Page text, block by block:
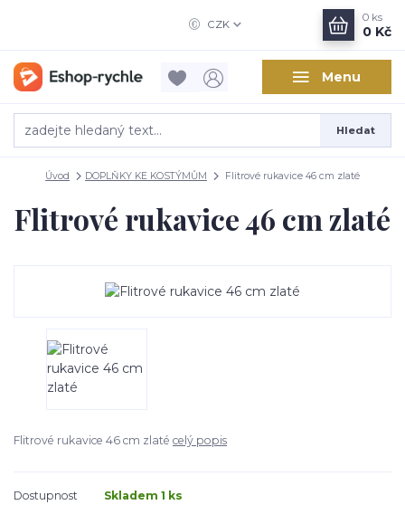
Menu
CZK
Hledat
0 ks
0 Kč
Úvod DOPLŇKY KE KOSTÝMŮM Flitrové rukavice 46 cm zlaté
Flitrové rukavice 46 cm zlaté
Flitrové rukavice 46 cm zlaté celý popis
Dostupnost Skladem 1 ks